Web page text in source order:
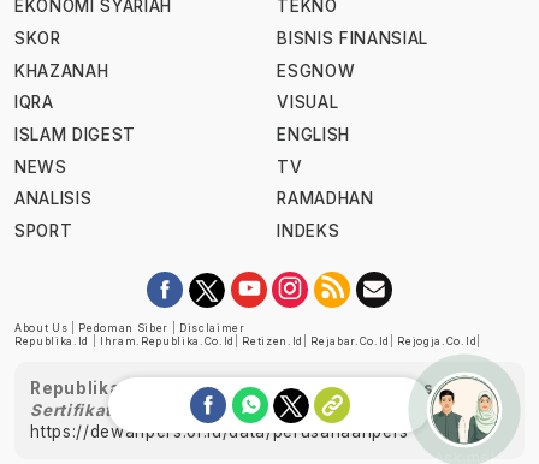
EKONOMI SYARIAH
SKOR
KHAZANAH
IQRA
ISLAM DIGEST
NEWS
ANALISIS
SPORT
TEKNO
BISNIS FINANSIAL
ESGNOW
VISUAL
ENGLISH
TV
RAMADHAN
INDEKS
About Us Pedoman Siber
Disclaimer
Republika.id
Ihram.republika.co.id Retizen.id Rejabar.co.id Rejogja.co.id
Republika telah diverifikasi oleh Dewan Pers
Sertifikat Nomor 1058/DP-Verifikasi/K/XII/2022
https://dewanpers.or.id/data/perusahaanpers
Ask me!